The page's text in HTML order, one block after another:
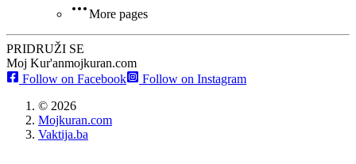
More pages
PRIDRUŽI SE
Moj Kur'anmojkuran.com
Follow on Facebook
Follow on Instagram
© 2026
Mojkuran.com
Vaktija.ba